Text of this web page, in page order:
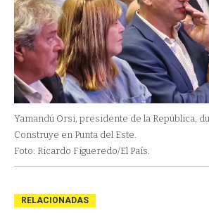
Yamandú Orsi, presidente de la República,
Construye en Punta del Este.
Foto: Ricardo Figueredo/El País.
RELACIONADAS